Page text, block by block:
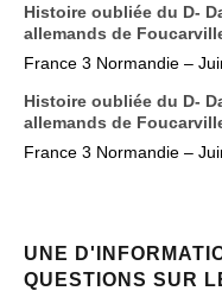
Histoire oubliée du D-
allemands de
France 3 Normandie –
Histoire oubliée du D-
allemands de
France 3 Normandie –
UNE
QUESTIONS SUR